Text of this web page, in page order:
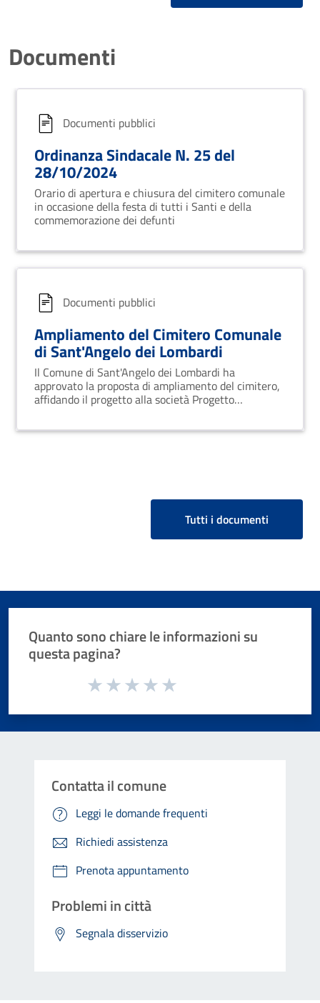
Documenti
Documenti pubblici
Ordinanza Sindacale N. 25 del
28/10/2024
Orario di apertura e chiusura del cimitero comunale
in occasione della festa di tutti i Santi e della
commemorazione dei defunti
Documenti pubblici
Ampliamento del Cimitero Comunale
di Sant'Angelo dei Lombardi
Il Comune di Sant'Angelo dei Lombardi ha
approvato la proposta di ampliamento del cimitero,
affidando il progetto alla società Progetto
richiedere la concessione di tombe e cappelle
Tutti i documenti
Quanto sono chiare le informazioni su
questa pagina?
Valuta da 1 a 5 stelle la pagina
Contatta il comune
Leggi le domande frequenti
Richiedi assistenza
Prenota appuntamento
Problemi in città
Segnala disservizio